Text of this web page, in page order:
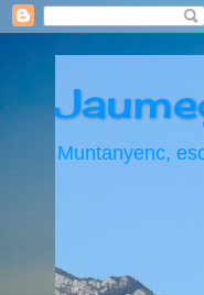
Muntanyenc,